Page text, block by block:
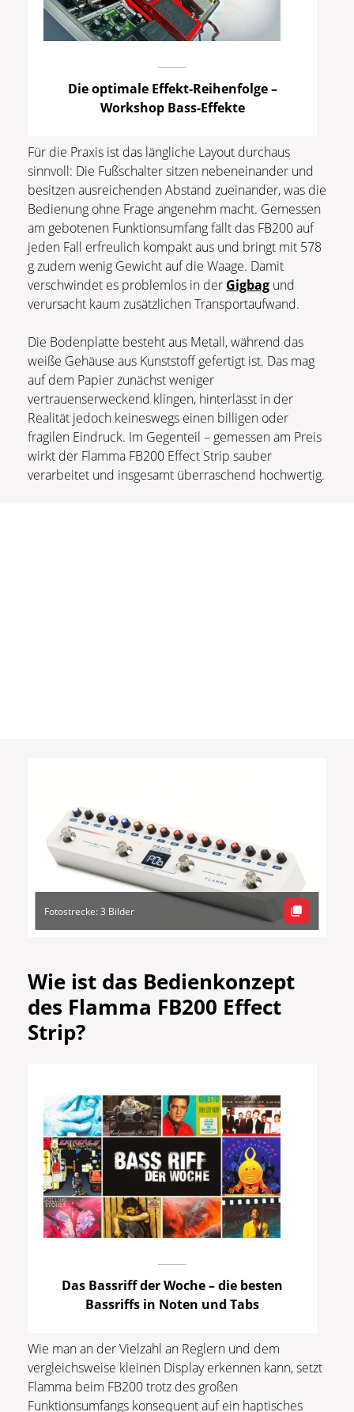
Die optimale Effekt-Reihenfolge –
Workshop Bass-Effekte
Für die Praxis ist das längliche Layout durchaus
sinnvoll: Die Fußschalter sitzen nebeneinander und
besitzen ausreichenden Abstand zueinander, was die
Bedienung ohne Frage angenehm macht. Gemessen
am gebotenen Funktionsumfang fällt das FB200 auf
jeden Fall erfreulich kompakt aus und bringt mit 578
g zudem wenig Gewicht auf die Waage. Damit
verschwindet es problemlos in der Gigbag und
verursacht kaum zusätzlichen Transportaufwand.
Die Bodenplatte besteht aus Metall, während das
weiße Gehäuse aus Kunststoff gefertigt ist. Das mag
auf dem Papier zunächst weniger
vertrauenserweckend klingen, hinterlässt in der
Realität jedoch keineswegs einen billigen oder
fragilen Eindruck. Im Gegenteil – gemessen am Preis
wirkt der Flamma FB200 Effect Strip sauber
verarbeitet und insgesamt überraschend hochwertig.
Fotostrecke: 3 Bilder
Wie ist das Bedienkonzept
des Flamma FB200 Effect
Strip?
Das Bassriff der Woche – die besten
Bassriffs in Noten und Tabs
Wie man an der Vielzahl an Reglern und dem
vergleichsweise kleinen Display erkennen kann, setzt
Flamma beim FB200 trotz des großen
Funktionsumfangs konsequent auf ein haptisches